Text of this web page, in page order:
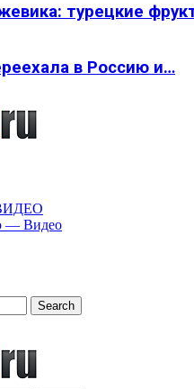
турецкие
в Россию и…
— Видео
Search